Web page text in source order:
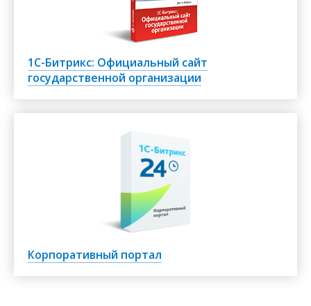
1С-Битрикс: Официальный сайт
государственной организации
Корпоративный портал